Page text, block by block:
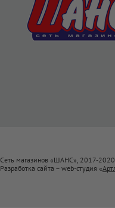
Сеть магазинов «ШАНС», 2017-2020
Разработка сайта – web-студия «